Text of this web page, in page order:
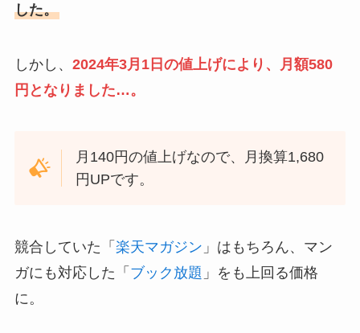
した。
しかし、 2024年3月1日の値上げにより、月額580
円となりました…。
月140円の値上げなので、月換算1,680
円UPです。
競合していた「 楽天マガジン 」はもちろん、マン
ガにも対応した「 ブック放題 」をも上回る価格
に。